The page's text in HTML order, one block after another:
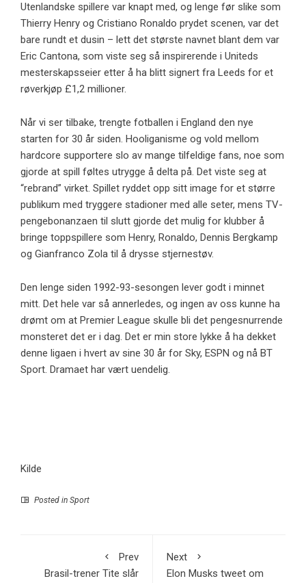
Utenlandske spillere var knapt med, og lenge før slike som
Thierry Henry og Cristiano Ronaldo prydet scenen, var det
bare rundt et dusin – lett det største navnet blant dem var
Eric Cantona, som viste seg så inspirerende i Uniteds
mesterskapsseier etter å ha blitt signert fra Leeds for et
røverkjøp £1,2 millioner.
Når vi ser tilbake, trengte fotballen i England den nye
starten for 30 år siden. Hooliganisme og vold mellom
hardcore supportere slo av mange tilfeldige fans, noe som
gjorde at spill føltes utrygge å delta på. Det viste seg at
“rebrand” virket. Spillet ryddet opp sitt image for et større
publikum med tryggere stadioner med alle seter, mens TV-
pengebonanzaen til slutt gjorde det mulig for klubber å
bringe toppspillere som Henry, Ronaldo, Dennis Bergkamp
og Gianfranco Zola til å drysse stjernestøv.
Den lenge siden 1992-93-sesongen lever godt i minnet
mitt. Det hele var så annerledes, og ingen av oss kunne ha
drømt om at Premier League skulle bli det pengesnurrende
monsteret det er i dag. Det er min store lykke å ha dekket
denne ligaen i hvert av sine 30 år for Sky, ESPN og nå BT
Sport. Dramaet har vært uendelig.
Kilde
Posted in Sport
Prev
Brasil-trener Tite slår
Next
Elon Musks tweet om